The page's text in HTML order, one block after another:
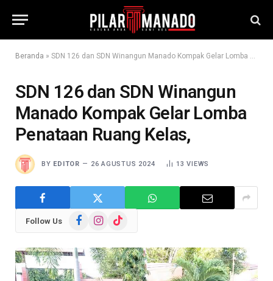
Beranda » SDN 126 dan SDN Winangun Manado Kompak Gelar Lomba Penataan Ruang Kelas,
SDN 126 dan SDN Winangun
Manado Kompak Gelar Lomba
Penataan Ruang Kelas,
BY EDITOR 26 AGUSTUS 2024 13VIEWS
Follow Us FacebookInstagram
TikTok